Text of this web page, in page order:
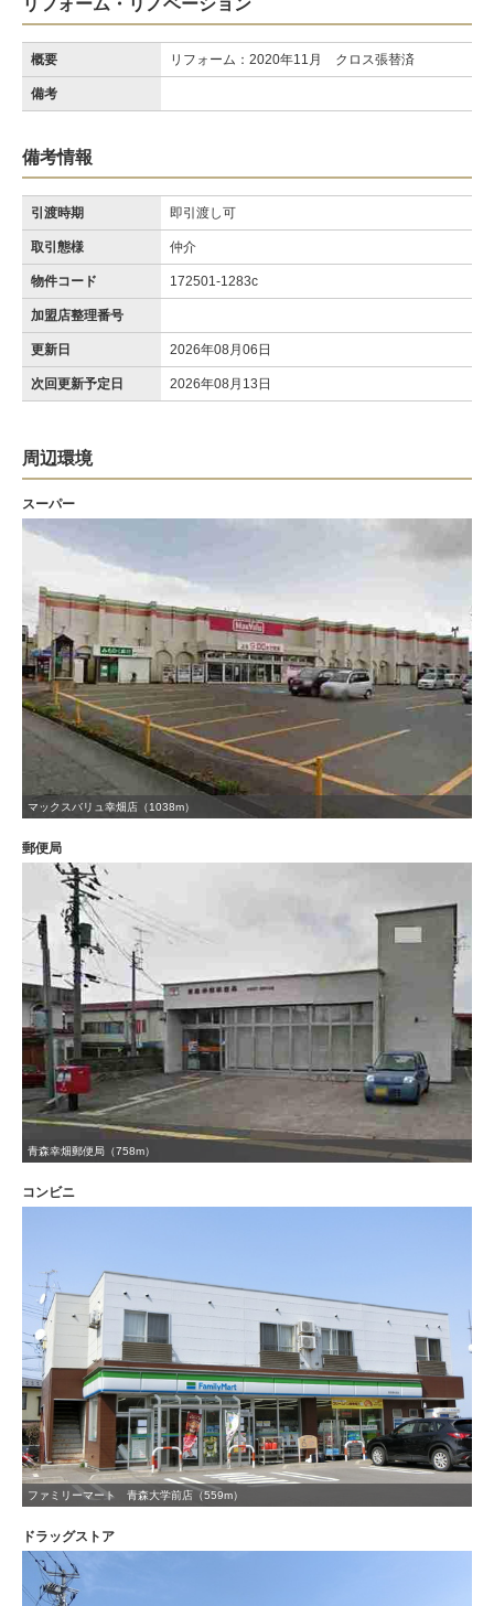
リフォーム・リノベーション
概要 リフォーム：2020年11月 クロス張替済
備考
備考情報
引渡時期 即引渡し可
取引態様 仲介
物件コード 172501-1283c
加盟店整理番号
更新日 2026年08月06日
次回更新予定日 2026年08月13日
周辺環境
スーパー
マックスバリュ幸畑店（1038m）
郵便局
青森幸畑郵便局（758m）
コンビニ
ファミリーマート 青森大学前店（559m）
ドラッグストア